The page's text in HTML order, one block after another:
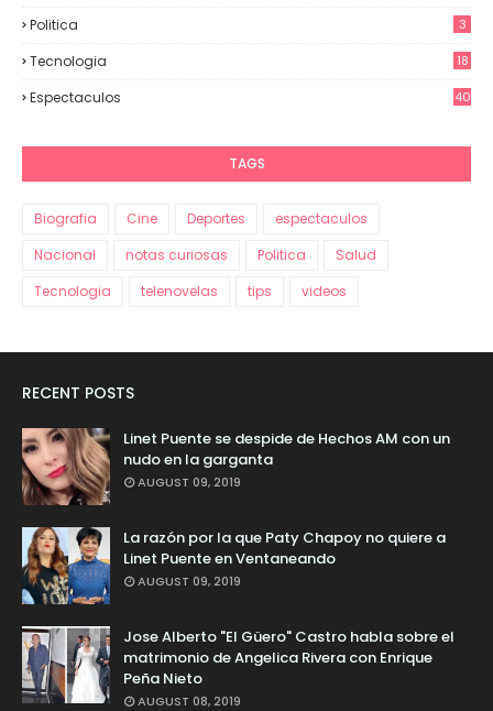
Politica 3
Tecnologia 18
Espectaculos
40
TAGS
Biografia Cine Deportes
espectaculos
Nacional
notas curiosas Politica
Salud
Tecnologia
telenovelas tips videos
RECENT POSTS
Linet Puente se despide de Hechos AM con un
nudo en la garganta
AUGUST 09, 2019
La razón por la que Paty Chapoy no quiere a
Linet Puente en Ventaneando
AUGUST 09, 2019
Jose Alberto "El Güero" Castro habla sobre el
matrimonio de Angelica Rivera con Enrique
Peña Nieto
AUGUST 08, 2019